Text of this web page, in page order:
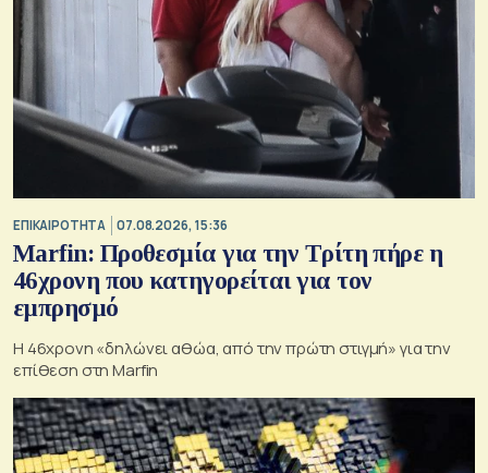
ΕΠΙΚΑΙΡΟΤΗΤΑ 07.08.2026, 15:36
Marfin: Προθεσμία για την Τρίτη πήρε η
46χρονη που κατηγορείται για τον
εμπρησμό
H 46χρονη «δηλώνει αθώα, από την πρώτη στιγμή» για την
επίθεση στη Marfin